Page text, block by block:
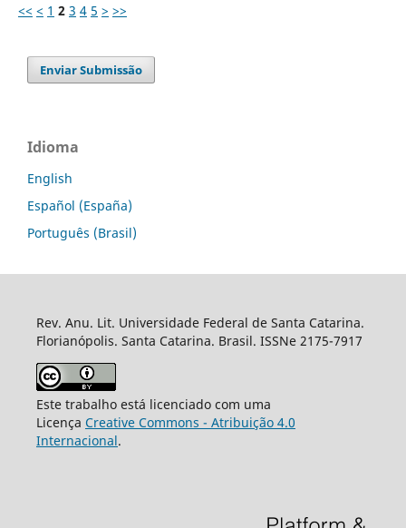
<< < 1 2 3 4 5 > >>
Enviar Submissão
Idioma
English
Español (España)
Português (Brasil)
Rev. Anu. Lit. Universidade Federal de Santa Catarina.
Florianópolis. Santa Catarina. Brasil. ISSNe 2175-7917
Este trabalho está licenciado com uma
Licença Creative Commons - Atribuição 4.0
Internacional.